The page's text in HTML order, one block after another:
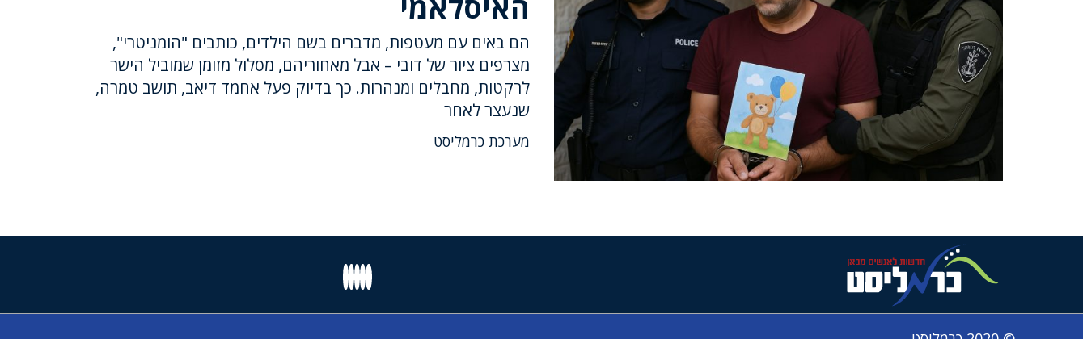
הם באים עם מעטפות, מדברים בשם הילדים, כותבים "הומניטרי",
מצרפים ציור של דובי – אבל מאחוריהם, מסלול מזומן שמוביל הישר
לרקטות, מחבלים ומנהרות. כך בדיוק פעל אחמד דיאב, תושב טמרה,
שנעצר לאחר
מערכת כרמליסט